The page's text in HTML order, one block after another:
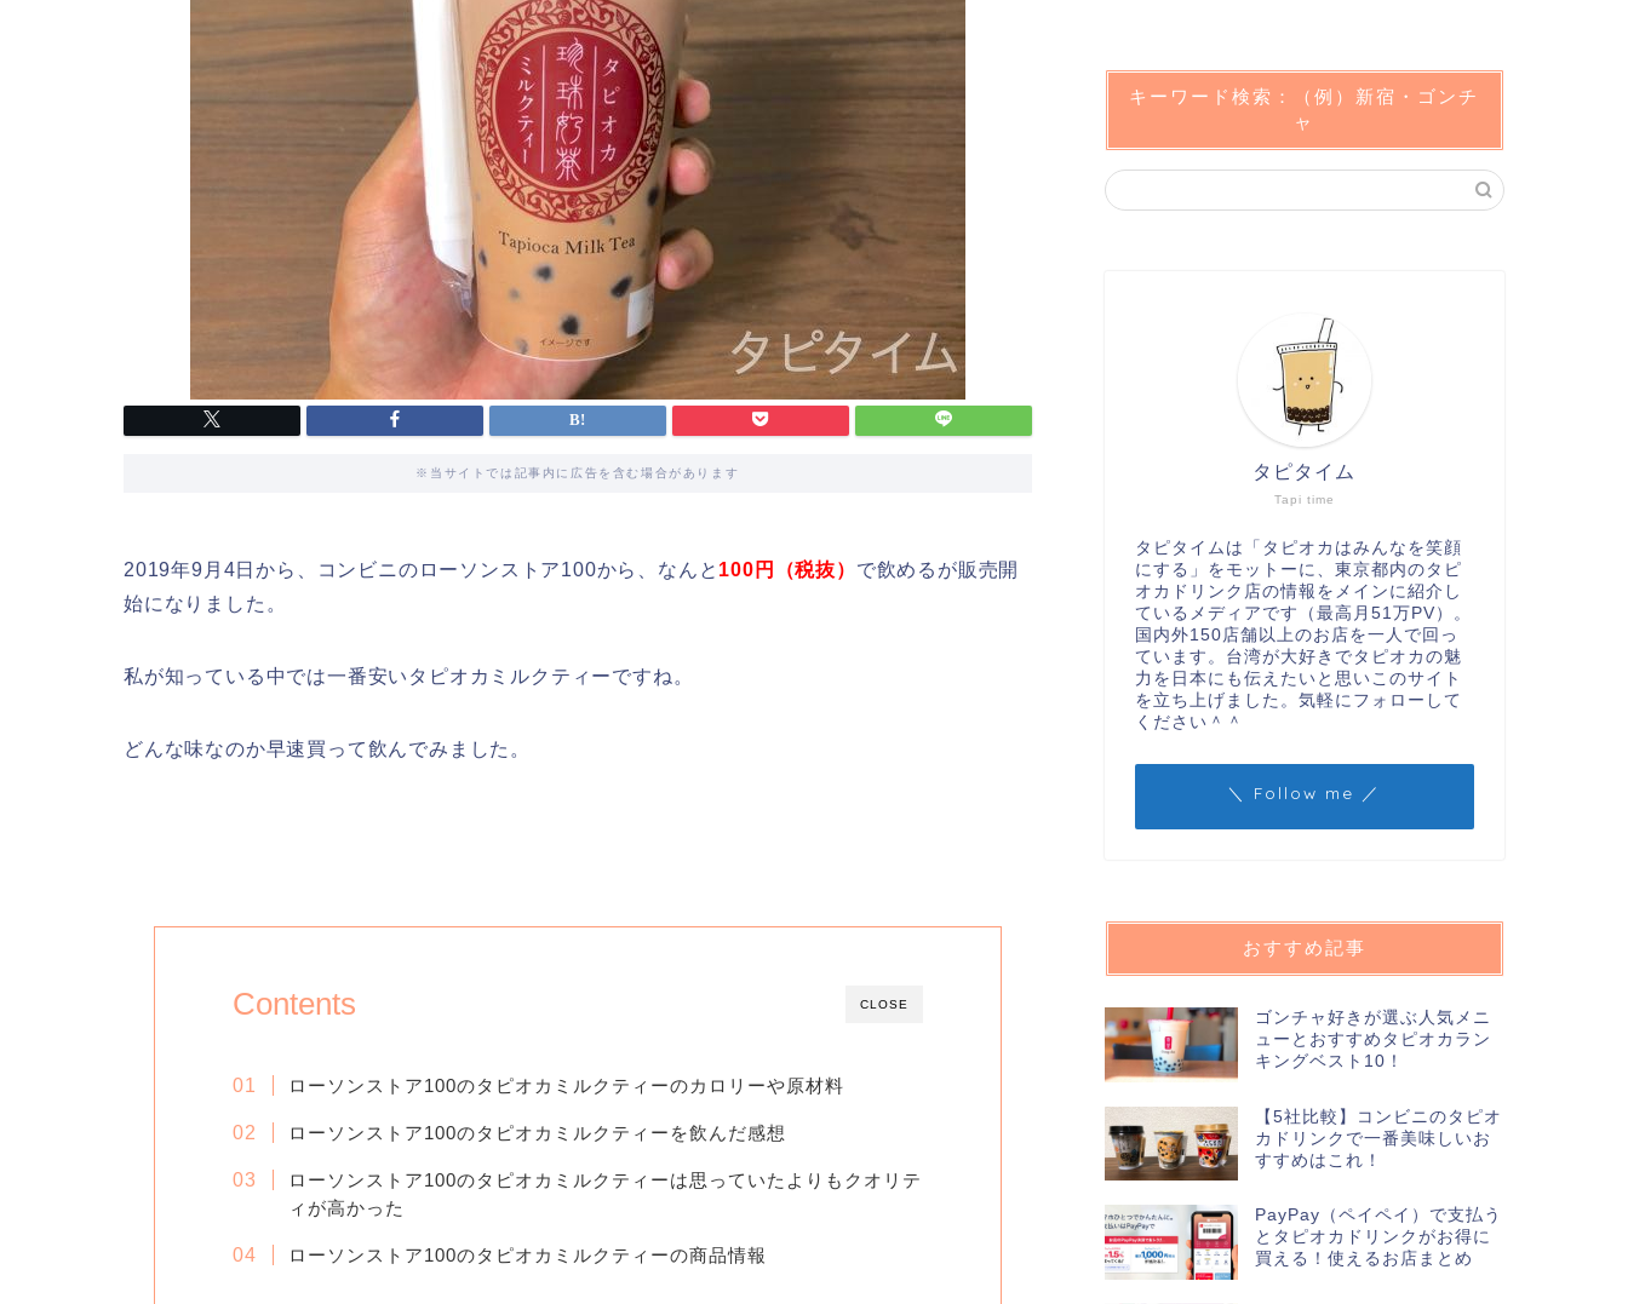
※当サイトでは記事内に広告を含む場合があります
2019年9月4日から、コンビニのローソンストア100から、なんと 100円（税抜） で飲めるが販売開
始になりました。
私が知っている中では一番安いタピオカミルクティーですね。
どんな味なのか早速買って飲んでみました。
CLOSE
Contents
ローソンストア100のタピオカミルクティーのカロリーや原材料
ローソンストア100のタピオカミルクティーを飲んだ感想
ローソンストア100のタピオカミルクティーは思っていたよりもクオリテ
ィが高かった
ローソンストア100のタピオカミルクティーの商品情報
キーワード検索：（例）新宿・ゴンチ
ャ
Tapi time
タピタイム
タピタイムは「タピオカはみんなを笑顔
にする」をモットーに、東京都内のタピ
オカドリンク店の情報をメインに紹介し
ているメディアです（最高月51万PV）。
国内外150店舗以上のお店を一人で回っ
ています。台湾が大好きでタピオカの魅
力を日本にも伝えたいと思いこのサイト
を立ち上げました。気軽にフォローして
ください＾＾
＼ Follow me ／
おすすめ記事
ゴンチャ好きが選ぶ人気メニ
ューとおすすめタピオカラン
キングベスト10！
【5社比較】コンビニのタピオ
カドリンクで一番美味しいお
すすめはこれ！
PayPay（ペイペイ）で支払う
とタピオカドリンクがお得に
買える！使えるお店まとめ